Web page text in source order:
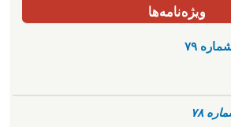
ویژه‌نامه‌ها
۷۹